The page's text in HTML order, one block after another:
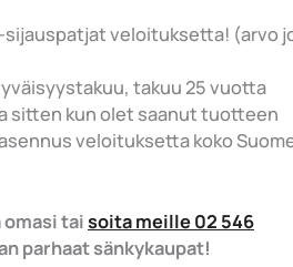
sijauspatjat veloituksetta! (arvo
takuu 25 vuotta
sitten kun olet saanut tuotteen
veloituksetta koko
omasi taisoita meille 02 546
parhaat sänkykaupat!